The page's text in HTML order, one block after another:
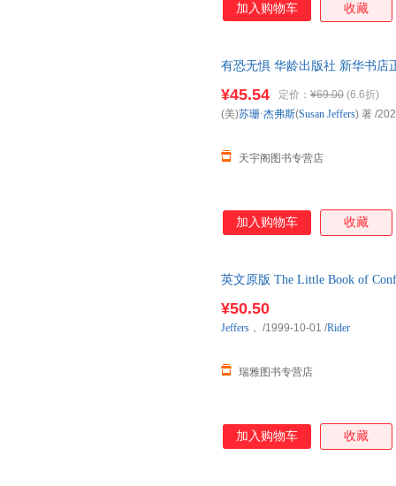
加入购物车 收藏
有恐无惧 华龄出版社 新华书店
¥45.54 定价： ¥69.00 (6.6折)
天宇阁图书专营店
(美)苏珊·杰弗斯(Susan Jeffers) 著 /
加入购物车 收藏
英文原版 The Little Book of
¥50.50
瑞雅图书专营店
Jeffers ， /1999-10-01 /Rider
加入购物车 收藏